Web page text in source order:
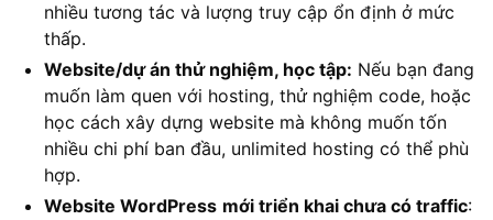
nhiều tương tác và lượng truy cập ổn định ở mức
thấp.
Website/dự án thử nghiệm, học tập: Nếu bạn đang
muốn làm quen với hosting, thử nghiệm code, hoặc
học cách xây dựng website mà không muốn tốn
nhiều chi phí ban đầu, unlimited hosting có thể phù
hợp.
Website WordPress mới triển khai chưa có traffic: